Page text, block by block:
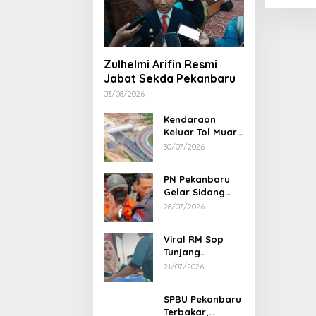
Zulhelmi Arifin Resmi
Jabat Sekda Pekanbaru
03/08/2026
Kendaraan
Keluar Tol Muara
Fajar Dialihkan
30/07/2026
PN Pekanbaru
Gelar Sidang
Putusan Perkara
28/07/2026
Viral RM Sop
Tunjang
Pekanbaru
Pemilik Minta
21/07/2026
SPBU Pekanbaru
Terbakar,